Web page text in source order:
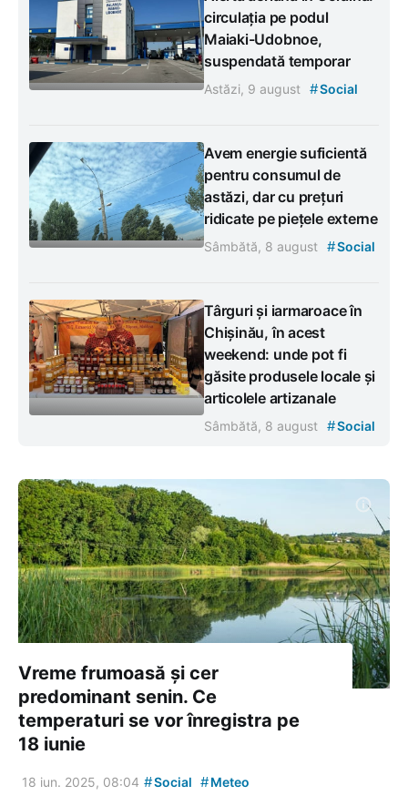
circulația pe podul
Maiaki-Udobnoe,
suspendată temporar
Astăzi, 9 august #Social
Avem energie suficientă
pentru consumul de
astăzi, dar cu prețuri
ridicate pe piețele externe
Sâmbătă, 8 august #Social
Târguri și iarmaroace în
Chișinău, în acest
weekend: unde pot fi
găsite produsele locale și
articolele artizanale
Sâmbătă, 8 august #Social
Vreme frumoasă și cer
predominant senin. Ce
temperaturi se vor înregistra pe
18 iunie
18 iun. 2025, 08:04 #Social #Meteo